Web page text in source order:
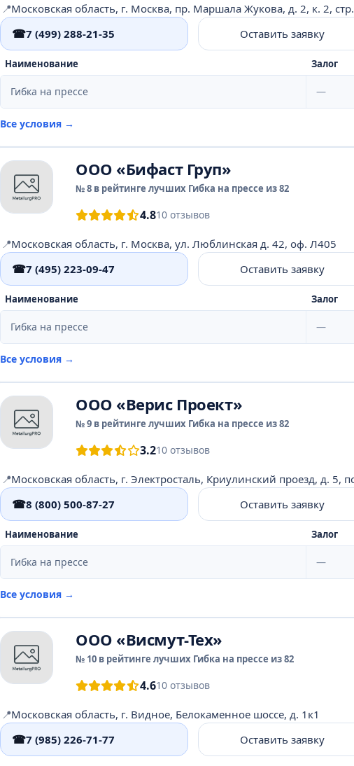
📍Московская область, г. Москва, пр. Маршала Жукова, д. 2, к. 2,
☎7 (499) 288-21-35 Оставить заявку
Наименование Залог
Гибка на прессе —
Все условия →
ООО «Бифаст Груп»
№ 8 в рейтинге лучших Гибка на прессе из 82
4.810 отзывов
📍Московская область, г. Москва, ул. Люблинская д. 42, оф. Л405
☎7 (495) 223-09-47 Оставить заявку
Наименование Залог
Гибка на прессе —
Все условия →
ООО «Верис Проект»
№ 9 в рейтинге лучших Гибка на прессе из 82
3.210 отзывов
📍Московская область, г. Электросталь, Криулинский проезд, д. 5,
☎8 (800) 500-87-27 Оставить заявку
Наименование Залог
Гибка на прессе —
Все условия →
ООО «Висмут-Тех»
№ 10 в рейтинге лучших Гибка на прессе из 82
4.610 отзывов
📍Московская область, г. Видное, Белокаменное шоссе, д. 1к1
☎7 (985) 226-71-77 Оставить заявку